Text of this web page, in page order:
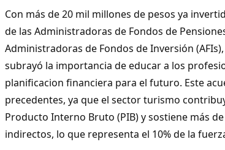
Con más de 20 mil millones de pesos ya
de las Administradoras de Fondos de
Administradoras de Fondos de Inversión
subrayó la importancia de educar a los
planificacion financiera para el futuro. Este
precedentes, ya que el sector turismo
Producto Interno Bruto (PIB) y sostiene más
indirectos, lo que representa el 10% de la